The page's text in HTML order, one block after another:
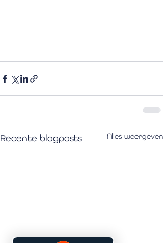
Recente blogposts Alles weergeven